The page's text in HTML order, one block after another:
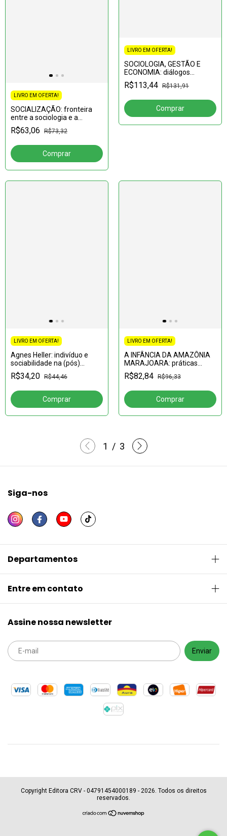
LIVRO EM OFERTA!
SOCIALIZAÇÃO: fronteira
entre a sociologia e a
neurociência: uma longa
trajetória interdisciplinar
R$63,06 R$73,32
LIVRO EM OFERTA!
SOCIOLOGIA, GESTÃO E
ECONOMIA: diálogos
transversais entre Brasil e
Portugal
R$113,44 R$131,91
LIVRO EM OFERTA!
Agnes Heller: indivíduo e
sociabilidade na (pós)
modernidade
R$34,20 R$44,46
LIVRO EM OFERTA!
A INFÂNCIA DA AMAZÔNIA
MARAJOARA: práticas
culturais no cotidiano das
crianças ribeirinhas
R$82,84 R$96,33
1 / 3
Siga-nos
Departamentos
Entre em contato
Assine nossa newsletter
Copyright Editora CRV - 04791454000189 - 2026. Todos os direitos
reservados.